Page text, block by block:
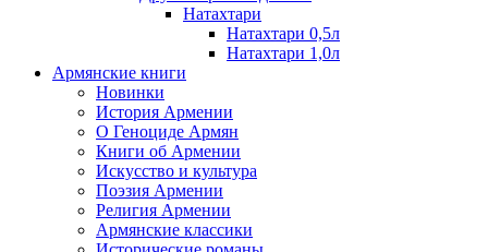
Натахтари
Натахтари 0,5л
Натахтари 1,0л
Армянские книги
Новинки
История Армении
О Геноциде Армян
Книги об Армении
Иcкусство и культура
Поэзия Армении
Религия Армении
Армянские классики